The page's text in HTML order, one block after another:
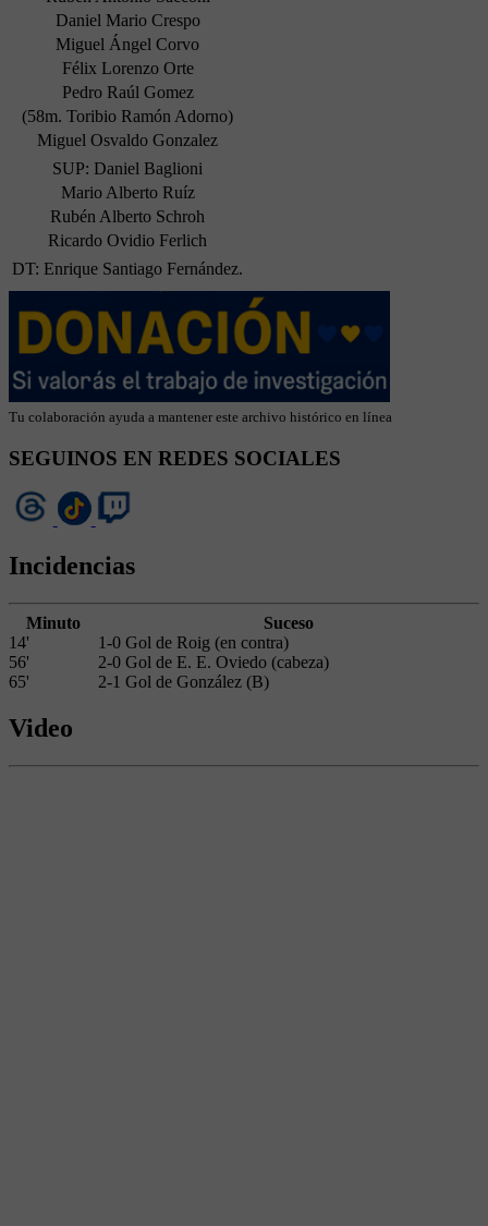
Daniel Mario Crespo
Miguel Ángel Corvo
Félix Lorenzo Orte
Pedro Raúl Gomez
(58m. Toribio Ramón Adorno)
Miguel Osvaldo Gonzalez
SUP: Daniel Baglioni
Mario Alberto Ruíz
Rubén Alberto Schroh
Ricardo Ovidio Ferlich
DT: Enrique Santiago Fernández.
Tu colaboración ayuda a mantener este archivo histórico en línea
SEGUINOS EN REDES SOCIALES
Incidencias
Minuto
Suceso
14'
1-0 Gol de Roig (en contra)
56'
2-0 Gol de E. E. Oviedo (cabeza)
65'
2-1 Gol de González (B)
Video